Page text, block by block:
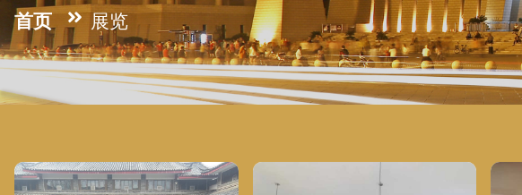
首页 展览